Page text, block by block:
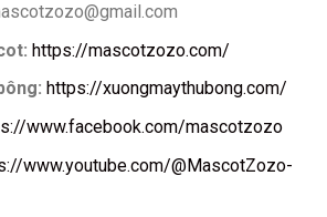
https://mascotzozo.com/
https://xuongmaythubong.com/
www.facebook.com/mascotzozo
www.youtube.com/@MascotZozo-